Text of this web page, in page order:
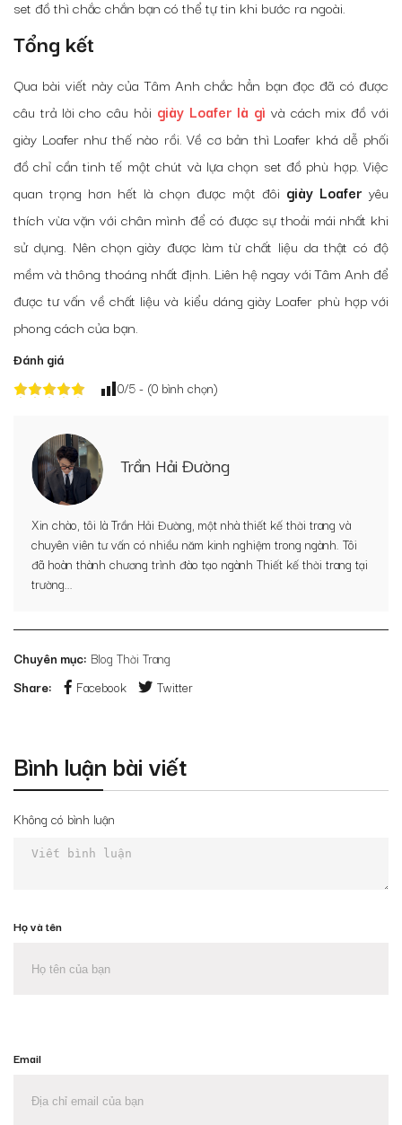
set đồ thì chắc chắn bạn có thể tự tin khi bước ra ngoài.
Tổng kết
Qua bài viết này của Tâm Anh chắc hẳn bạn đọc đã có được
câu trả lời cho câu hỏi giày Loafer là gì và cách mix đồ với
giày Loafer như thế nào rồi. Về cơ bản thì Loafer khá dễ phối
đồ chỉ cần tinh tế một chút và lựa chọn set đồ phù hợp. Việc
quan trọng hơn hết là chọn được một đôi giày Loafer yêu
thích vừa vặn với chân mình để có được sự thoải mái nhất khi
sử dụng. Nên chọn giày được làm từ chất liệu da thật có độ
mềm và thông thoáng nhất định. Liên hệ ngay với Tâm Anh để
được tư vấn về chất liệu và kiểu dáng giày Loafer phù hợp với
phong cách của bạn.
Đánh giá
0/5 - (0 bình chọn)
Trần Hải Đường
Xin chào, tôi là Trần Hải Đường, một nhà thiết kế thời trang và
chuyên viên tư vấn có nhiều năm kinh nghiệm trong ngành. Tôi
đã hoàn thành chương trình đào tạo ngành Thiết kế thời trang tại
trường...
Chuyên mục: Blog Thời Trang
Share:
Facebook Twitter
Bình luận bài viết
Không có bình luận
Họ và tên
Email